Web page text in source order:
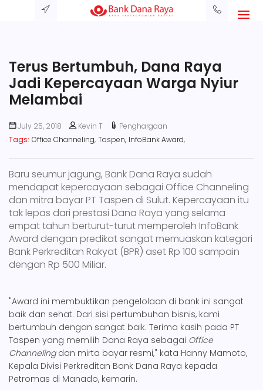
Terus Bertumbuh, Dana Raya
Jadi Kepercayaan Warga Nyiur
Melambai
July 25, 2018 Kevin T
Penghargaan
Tags: Office Channeling, Taspen, InfoBank Award,
Baru seumur jagung, Bank Dana Raya sudah
mendapat kepercayaan sebagai Office Channeling
dan mitra bayar PT Taspen di Sulut. Kepercayaan itu
tak lepas dari prestasi Dana Raya yang selama
empat tahun berturut-turut memperoleh InfoBank
Award dengan predikat sangat memuaskan kategori
Bank Perkreditan Rakyat (BPR) aset Rp 100 sampain
dengan Rp 500 Miliar.
"Award ini membuktikan pengelolaan di bank ini sangat
baik dan sehat. Dari sisi pertumbuhan bisnis, kami
bertumbuh dengan sangat baik. Terima kasih pada PT
Taspen yang memilih Dana Raya sebagai Office
Channelingdan mirta bayar resmi," kata Hanny Mamoto,
Kepala Divisi Perkreditan Bank Dana Raya kepada
Petromas di Manado, kemarin.